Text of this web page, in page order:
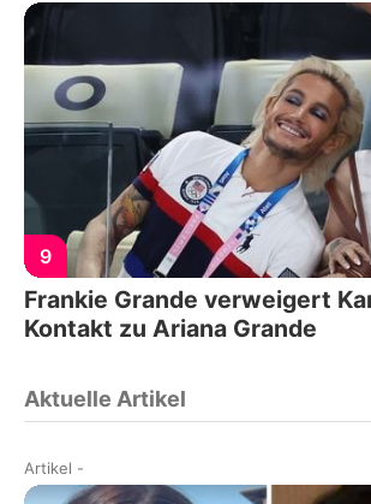
9
Frankie Grande verweigert
Kontakt zu Ariana Grande
Aktuelle Artikel
Artikel -